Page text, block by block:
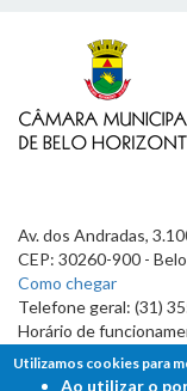
Av. dos Andradas,
CEP: 30260-900 -
Como chegar
Telefone geral: (31)
Horário de
7h às 19h
Utilizamos cookies para
Ao utilizar o